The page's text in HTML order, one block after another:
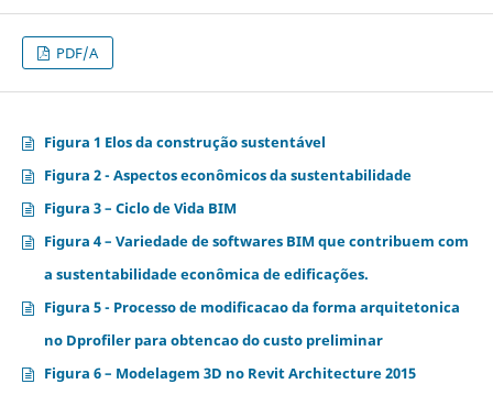
PDF/A
Figura 1 Elos da construção sustentável
Figura 2 - Aspectos econômicos da sustentabilidade
Figura 3 – Ciclo de Vida BIM
Figura 4 – Variedade de softwares BIM que contribuem com
a sustentabilidade econômica de edificações.
Figura 5 - Processo de modificacao da forma arquitetonica
no Dprofiler para obtencao do custo preliminar
Figura 6 – Modelagem 3D no Revit Architecture 2015